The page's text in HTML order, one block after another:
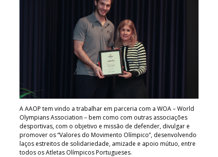
A AAOP tem vindo a trabalhar em parceria com a WOA – World
Olympians Association – bem como com outras associações
desportivas, com o objetivo e missão de defender, divulgar e
promover os “Valores do Movimento Olímpico”, desenvolvendo
laços estreitos de solidariedade, amizade e apoio mútuo, entre
todos os Atletas Olímpicos Portugueses.